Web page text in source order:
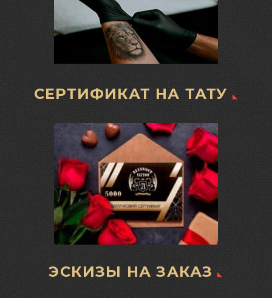
СЕРТИФИКАТ НА ТАТУ
ЭСКИЗЫ НА ЗАКАЗ